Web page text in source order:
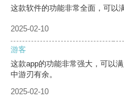
这款软件的功能非常全面，可以
2025-02-10
游客
这款app的功能非常强大，可以
中游刃有余。
2025-02-10